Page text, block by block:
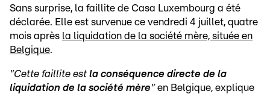
Sans surprise, la faillite de Casa Luxembourg a été
déclarée. Elle est survenue ce vendredi 4 juillet, quatre
mois après la liquidation de la société mère, située en
Belgique.
"Cette faillite estla conséquence directe de la
liquidation de la société mère" en Belgique, explique